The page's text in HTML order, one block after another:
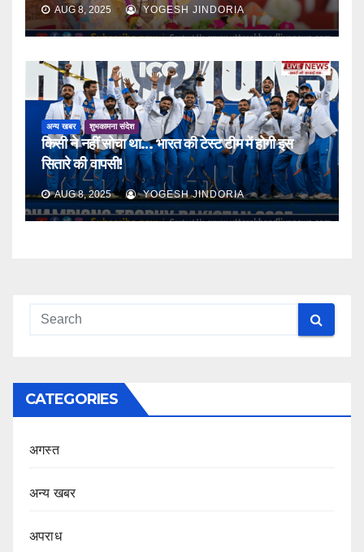
AUG 8, 2025 YOGESH JINDORIA
अन्य खबर शुभकामना संदेश
किसी ने नहीं सोचा था… भारत की टेस्ट टीम में होगी इस
सितारे की वापसी!
AUG 8, 2025 YOGESH JINDORIA
CATEGORIES
अगस्त
अन्य खबर
अपराध